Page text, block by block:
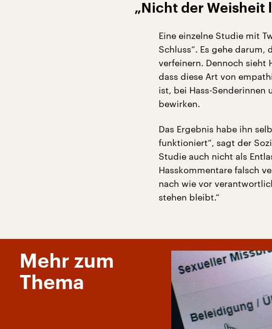
„Nicht der Weisheit
Eine einzelne Studie mit
Schluss“. Es gehe
verfeinern. Dennoch sieht
dass diese Art von
ist, bei Hass-Senderinnen
bewirken.
Das Ergebnis habe ihn
funktioniert“, sagt der
Studie auch nicht als
Hasskommentare falsch
nach wie vor
stehen bleibt.“
Mehr zum
Thema